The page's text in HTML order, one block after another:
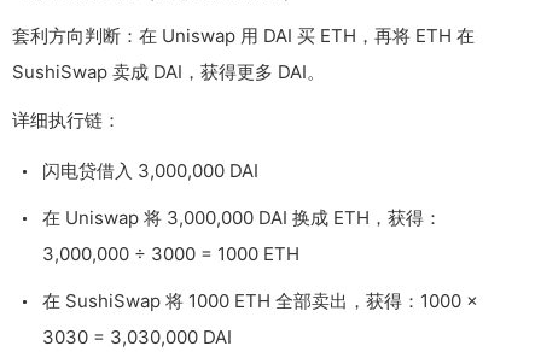
套利方向判断：在 Uniswap 用 DAI 买 ETH，再将 ETH 在
SushiSwap 卖成 DAI，获得更多 DAI。
详细执行链：
闪电贷借入 3,000,000 DAI
在 Uniswap 将 3,000,000 DAI 换成 ETH，获得：
3,000,000 ÷ 3000 = 1000 ETH
在 SushiSwap 将 1000 ETH 全部卖出，获得：1000 ×
3030 = 3,030,000 DAI